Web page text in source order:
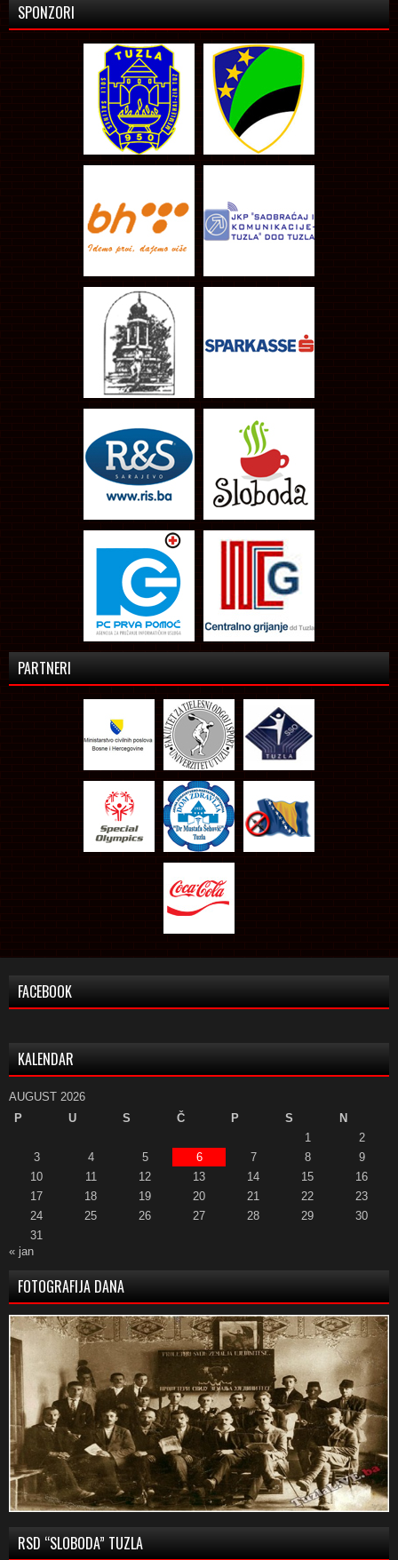
SPONZORI
PARTNERI
FACEBOOK
KALENDAR
AUGUST 2026
P
U S Č P S
N
1
2
3
4 5 6 7 8
9
10
11 12 13 14 15
16
17
18 19 20 21 22
23
24
25 26 27 28 29
30
31
« jan
FOTOGRAFIJA DANA
RSD “SLOBODA” TUZLA